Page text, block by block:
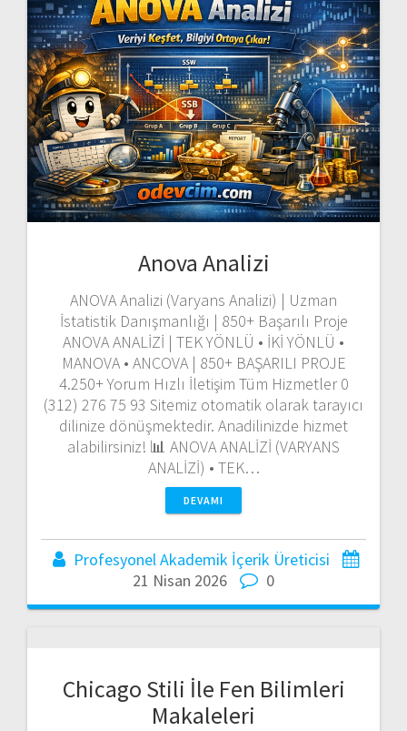
Anova Analizi
ANOVA Analizi (Varyans Analizi) | Uzman
İstatistik Danışmanlığı | 850+ Başarılı Proje
ANOVA ANALİZİ | TEK YÖNLÜ • İKİ YÖNLÜ •
MANOVA • ANCOVA | 850+ BAŞARILI PROJE
4.250+ Yorum Hızlı İletişim Tüm Hizmetler 0
(312) 276 75 93 Sitemiz otomatik olarak tarayıcı
dilinize dönüşmektedir. Anadilinizde hizmet
alabilirsiniz! 📊 ANOVA ANALİZİ (VARYANS
ANALİZİ) • TEK…
DEVAMI
Profesyonel Akademik İçerik Üreticisi
21 Nisan 2026
0
Chicago Stili İle Fen Bilimleri
Makaleleri